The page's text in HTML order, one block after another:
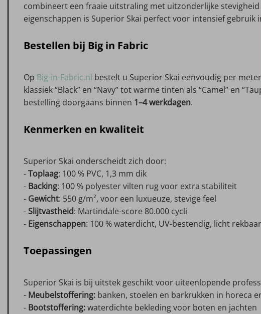
combineert een fraaie uitstraling met uitzonderlijke
eigenschappen is Superior Skai perfect voor intensief gebruik
Bestellen bij Big in Fabric
Op Big-in-Fabric.nl bestelt u Superior Skai eenvoudig per
klassiek “Black” en “Navy” tot warme tinten als “Camel” en
bestelling doorgaans binnen 1–4 werkdagen.
Kenmerken en kwaliteit
Superior Skai onderscheidt zich door:
-Toplaag: 100 % PVC, 1,3 mm dik
- Backing: 100 % polyester vilten rug voor extra stabiliteit
- Gewicht: 550 g/m², voor een luxueuze, stevige feel
-Slijtvastheid: Martindale-score 80.000 cycli
- Eigenschappen: 100 % waterdicht, UV-bestendig, licht
Toepassingen
Superior Skai is bij uitstek geschikt voor uiteenlopende
- Meubelstoffering: banken, stoelen en barkrukken in horeca
- Bootstoffering:waterdichte bekleding voor boten en jachten